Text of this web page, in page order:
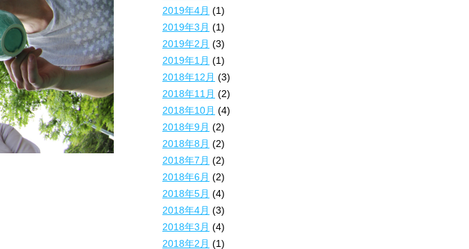
2019年4月 (1)
2019年3月 (1)
2019年2月 (3)
2019年1月 (1)
2018年12月 (3)
2018年11月 (2)
2018年10月 (4)
2018年9月 (2)
2018年8月 (2)
2018年7月 (2)
2018年6月 (2)
2018年5月 (4)
2018年4月 (3)
2018年3月 (4)
2018年2月 (1)